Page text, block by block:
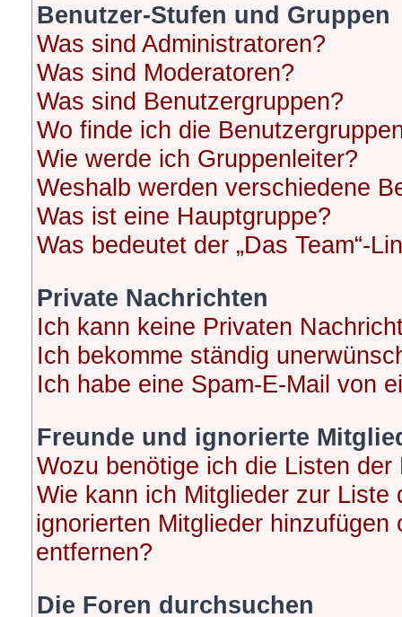
Benutzer-Stufen und Gruppen
Was sind Administratoren?
Was sind Moderatoren?
Was sind Benutzergruppen?
Wo finde ich die
Wie werde ich Gruppenleiter?
Weshalb werden verschiedene
Was ist eine Hauptgruppe?
Was bedeutet der „Das Team“-
Private Nachrichten
Ich kann keine Privaten
Ich bekomme ständig
Ich habe eine Spam-E-Mail von
Freunde und ignorierte
Wozu benötige ich die Listen
Wie kann ich Mitglieder zur
ignorierten Mitglieder
entfernen?
Die Foren durchsuchen